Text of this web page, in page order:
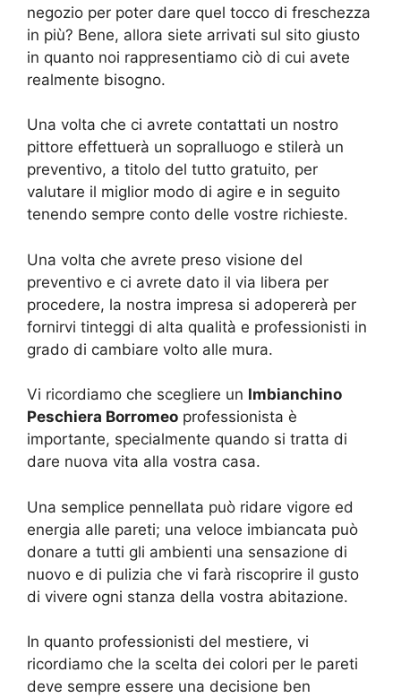
negozio per poter dare quel tocco di freschezza
in più? Bene, allora siete arrivati sul sito giusto
in quanto noi rappresentiamo ciò di cui avete
realmente bisogno.
Una volta che ci avrete contattati un nostro
pittore effettuerà un sopralluogo e stilerà un
preventivo, a titolo del tutto gratuito, per
valutare il miglior modo di agire e in seguito
tenendo sempre conto delle vostre richieste.
Una volta che avrete preso visione del
preventivo e ci avrete dato il via libera per
procedere, la nostra impresa si adopererà per
fornirvi tinteggi di alta qualità e professionisti in
grado di cambiare volto alle mura.
Vi ricordiamo che scegliere un Imbianchino
Peschiera Borromeo professionista è
importante, specialmente quando si tratta di
dare nuova vita alla vostra casa.
Una semplice pennellata può ridare vigore ed
energia alle pareti; una veloce imbiancata può
donare a tutti gli ambienti una sensazione di
nuovo e di pulizia che vi farà riscoprire il gusto
di vivere ogni stanza della vostra abitazione.
In quanto professionisti del mestiere, vi
ricordiamo che la scelta dei colori per le pareti
deve sempre essere una decisione ben